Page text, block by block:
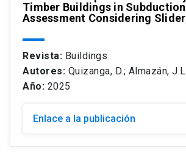
Timber Buildings in
Assessment Considering
Revista: Buildings
Autores: Quizanga, D.; Almazán,
Año: 2025
Enlace a la publicación